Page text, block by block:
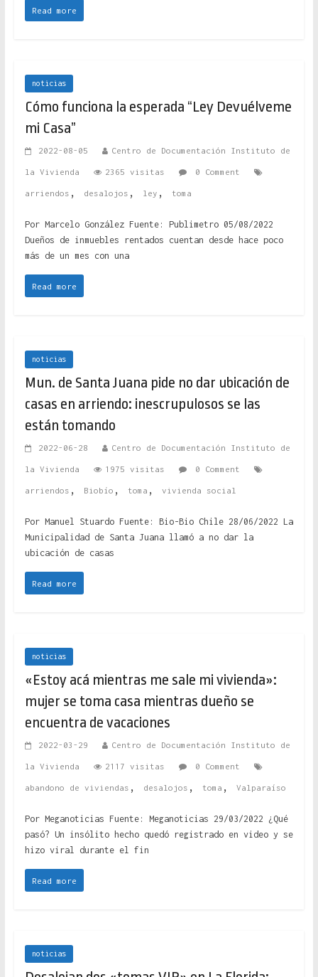
Read more
noticias
Cómo funciona la esperada “Ley Devuélveme
mi Casa”
2022-08-05 Centro de Documentación Instituto de
la Vivienda 2365 visitas 0 Comment
arriendos , desalojos , ley , toma
Por Marcelo González Fuente: Publimetro 05/08/2022
Dueños de inmuebles rentados cuentan desde hace poco
más de un mes con una
Read more
noticias
Mun. de Santa Juana pide no dar ubicación de
casas en arriendo: inescrupulosos se las
están tomando
2022-06-28 Centro de Documentación Instituto de
la Vivienda 1975 visitas 0 Comment
arriendos , Biobío , toma , vivienda social
Por Manuel Stuardo Fuente: Bio-Bio Chile 28/06/2022 La
Municipalidad de Santa Juana llamó a no dar la
ubicación de casas
Read more
noticias
«Estoy acá mientras me sale mi vivienda»:
mujer se toma casa mientras dueño se
encuentra de vacaciones
2022-03-29 Centro de Documentación Instituto de
la Vivienda 2117 visitas 0 Comment
abandono de viviendas , desalojos , toma , Valparaíso
Por Meganoticias Fuente: Meganoticias 29/03/2022 ¿Qué
pasó? Un insólito hecho quedó registrado en video y se
hizo viral durante el fin
Read more
noticias